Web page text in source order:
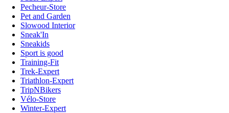
Pecheur-Store
Pet and Garden
Slowood Interior
Sneak'In
Sneakids
Sport is good
Training-Fit
Trek-Expert
Triathlon-Expert
TripNBikers
Vélo-Store
Winter-Expert